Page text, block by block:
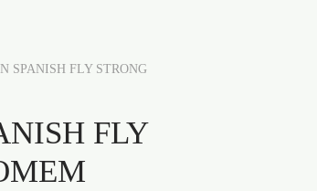
SPANISH FLY STRONG
FLY